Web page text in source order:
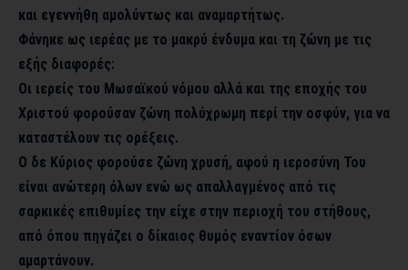
και εγεννήθη αμολύντως και αναμαρτήτως.
Φάνηκε ως ιερέας με το μακρύ ένδυμα και τη ζώνη με τις
εξής διαφορές:
Οι ιερείς του Μωσαϊκού νόμου αλλά και της εποχής του
Χριστού φορούσαν ζώνη πολύχρωμη περί την οσφύν, για να
καταστέλουν τις ορέξεις.
Ο δε Κύριος φορούσε ζώνη χρυσή, αφού η ιεροσύνη Του
είναι ανώτερη όλων ενώ ως απαλλαγμένος από τις
σαρκικές επιθυμίες την είχε στην περιοχή του στήθους,
από όπου πηγάζει ο δίκαιος θυμός εναντίον όσων
αμαρτάνουν.